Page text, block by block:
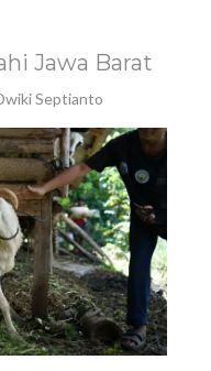
Jawa Barat
Septianto